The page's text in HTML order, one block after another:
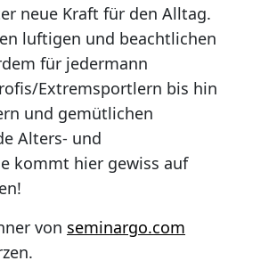
neue Kraft für den Alltag.
luftigen und beachtlichen
für jedermann
Extremsportlern bis hin
und gemütlichen
Alters- und
kommt hier gewiss auf
von seminargo.com